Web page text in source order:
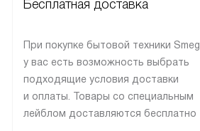
Бесплатная доставка
При покупке бытовой техники Smeg
у вас есть возможность выбрать
подходящие условия доставки
и оплаты. Товары со специальным
лейблом доставляются бесплатно